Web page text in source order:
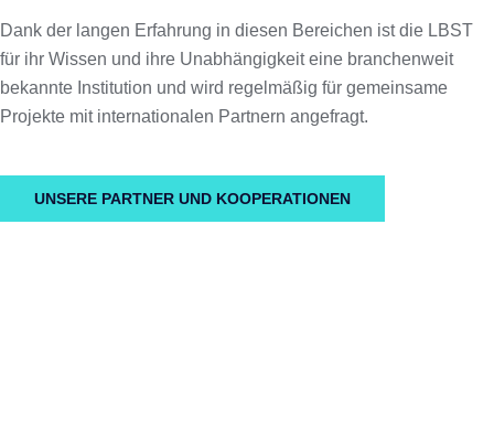
Dank der langen Erfahrung in diesen Bereichen ist die LBST
für ihr Wissen und ihre Unabhängigkeit eine branchenweit
bekannte Institution und wird regelmäßig für gemeinsame
Projekte mit internationalen Partnern angefragt.
UNSERE PARTNER UND KOOPERATIONEN